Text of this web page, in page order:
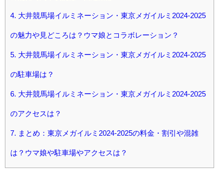
4. 大井競馬場イルミネーション・東京メガイルミ2024-2025
の魅力や見どころは？ウマ娘とコラボレーション？
5. 大井競馬場イルミネーション・東京メガイルミ2024-2025
の駐車場は？
6. 大井競馬場イルミネーション・東京メガイルミ2024-2025
のアクセスは？
7. まとめ：東京メガイルミ2024-2025の料金・割引や混雑
は？ウマ娘や駐車場やアクセスは？